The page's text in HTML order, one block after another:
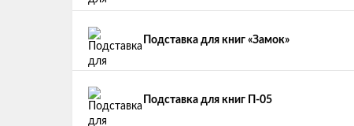
Подставка для книг «Замок»
Подставка для книг П-05